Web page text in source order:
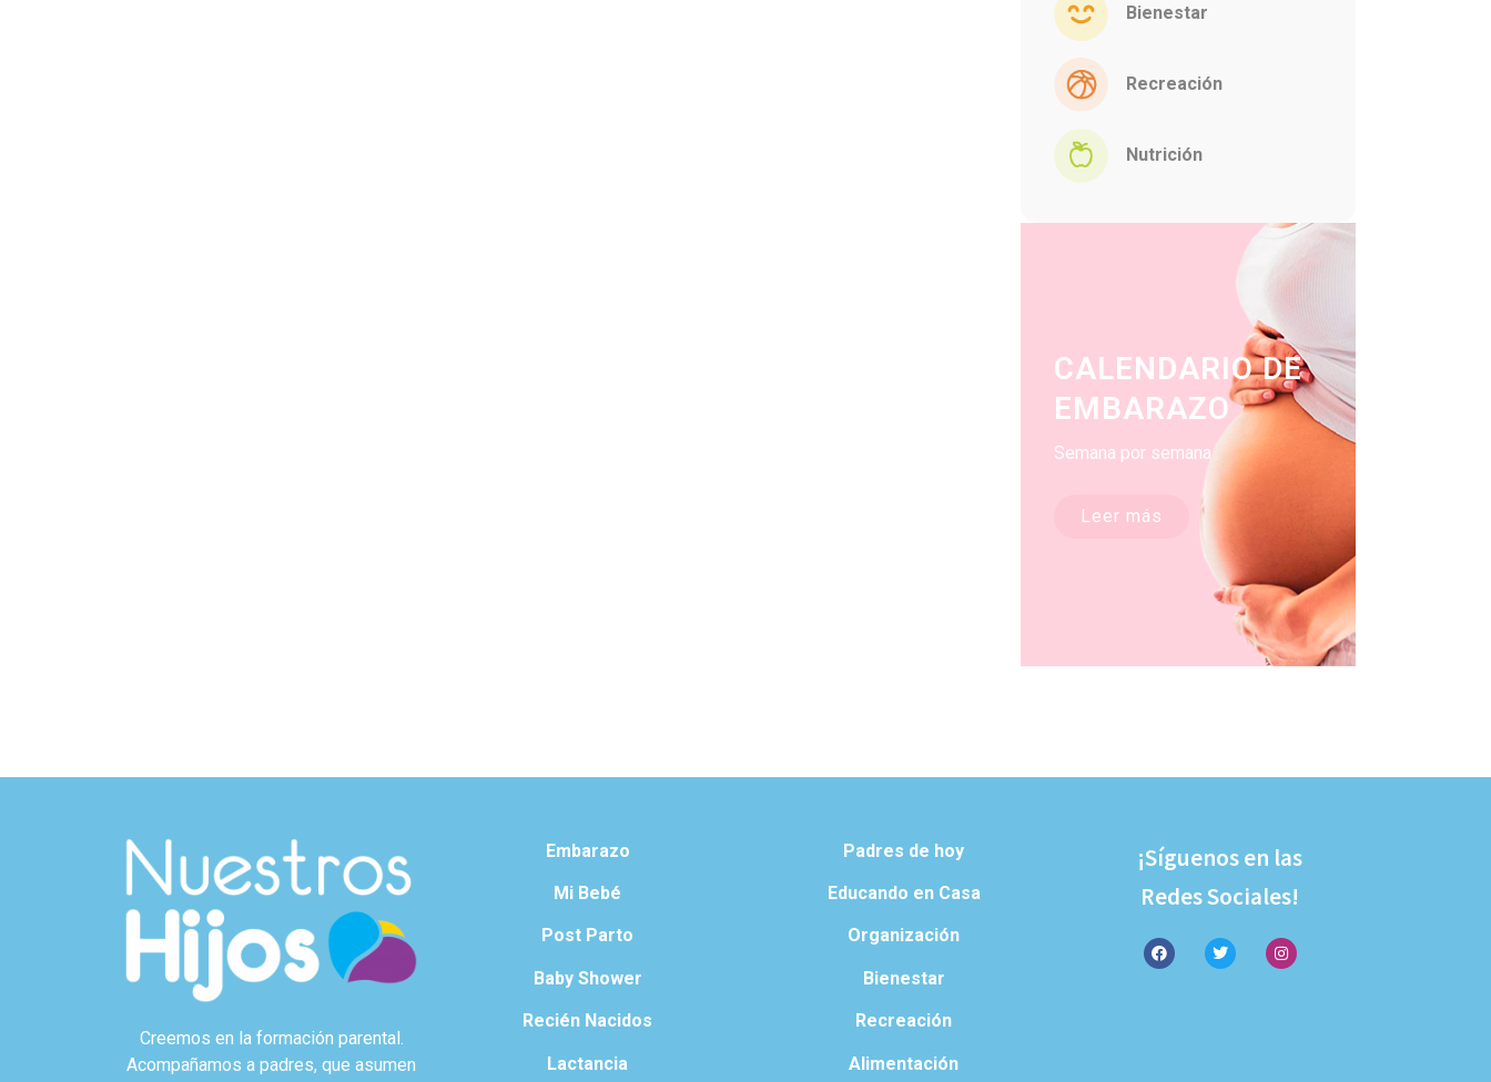
Bienestar
Recreación
Nutrición
CALENDARIO DE
EMBARAZO
Semana por semana
Leer más
Creemos en la formación parental.
Acompañamos a padres, que asumen
Embarazo
Mi Bebé
Post Parto
Baby Shower
Recién Nacidos
Lactancia
Padres de hoy
Educando en Casa
Organización
Bienestar
Recreación
Alimentación
¡Síguenos en las
Redes Sociales!